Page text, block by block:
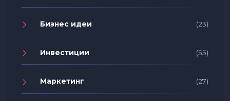
Бизнес идеи (23)
Инвестиции (55)
Маркетинг (27)